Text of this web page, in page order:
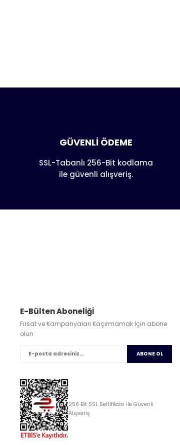
GÜVENLİ ÖDEME
SSL-Tabanlı 256-Bit kodlama
ile güvenli alışveriş.
E-Bülten Abonelİğİ
Fırsat ve Kampanyaları Kaçırmamak İçin abone
olun
ABONE OL
256 Bit SSL Seltifikası ile Güvenli
Alışveriş